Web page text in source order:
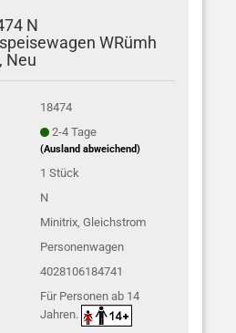
N
WRümh
Neu
18474
2-4 Tage
(Ausland abweichend)
1 Stück
N
Minitrix, Gleichstrom
Personenwagen
4028106184741
Für Personen ab 14
Jahren.